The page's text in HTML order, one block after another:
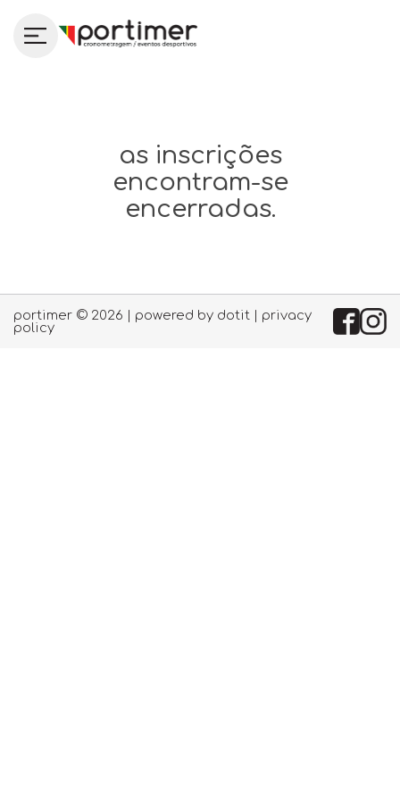
as inscrições
encontram-se
encerradas.
portimer © 2026 | powered by dotit
privacy
policy